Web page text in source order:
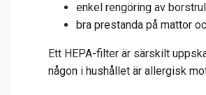
enkel rengöring av
bra prestanda på mattor
Ett HEPA-filter är särskilt
någon i hushållet är allergisk